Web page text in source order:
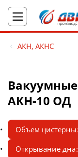
АКН, АКНС
АКН-10 ОД
Объем
Открывание